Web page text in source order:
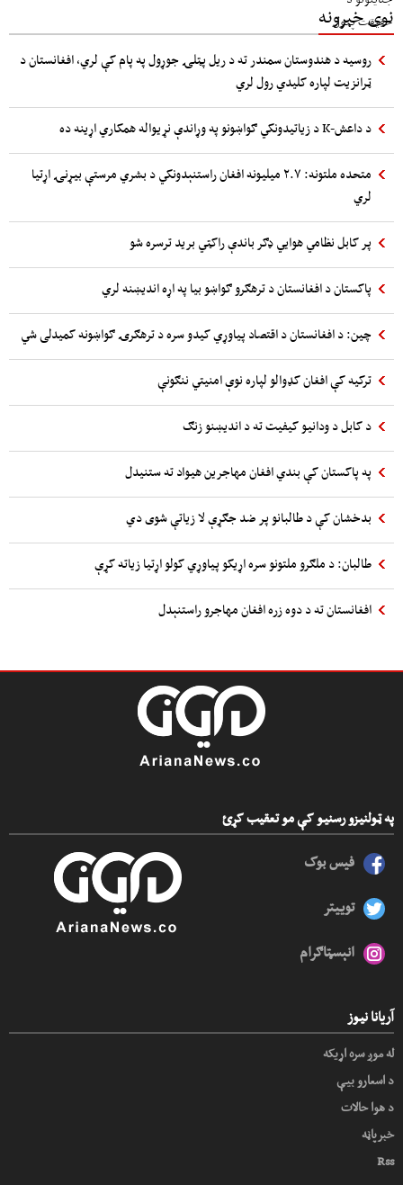
نوی خبرونه
روسیه د هندوستان سمندر ته د ریل پټلۍ جوړول په پام کې لري، افغانستان د
ټرانزیت لپاره کلیدي رول لري
د داعش-K د زیاتیدونکي ګواښونو په وړاندې نړیواله همکاري اړینه ده
متحده ملتونه: ۲.۷ میلیونه افغان راستنېدونکي د بشري مرستې بیړنۍ اړتیا
لري
پر کابل نظامي هوایي ډګر باندې راکټي برید ترسره شو
پاکستان د افغانستان د ترهګرو ګواښو بیا په اړه اندیښنه لري
چین: د افغانستان د اقتصاد پیاوړي کیدو سره د ترهګرۍ ګواښونه کمیدلی شي
ترکیه کې افغان کډوالو لپاره نوې امنیتي ننګونې
د کابل د ودانیو کیفیت ته د اندیښنو زنګ
په پاکستان کې بندي افغان مهاجرین هیواد ته ستنیدل
بدخشان کې د طالبانو پر ضد جګړې لا زیاتې شوی دي
طالبان: د ملګرو ملتونو سره اړیکو پیاوړي کولو اړتیا زیاته کړې
افغانستان ته د دوه زره افغان مهاجرو راستنېدل
په ټولنیزو رسنیو کې مو تعقیب کړئ
فیس بوک
توییتر
انېسټاګرام
آریانا نیوز
له موږ سره اړیکه
د اسعارو بیې
د هوا حالات
خبرپاڼه
Rss